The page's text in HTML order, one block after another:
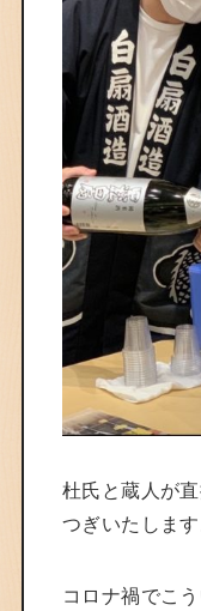
杜氏と蔵人が
つぎいたします
コロナ禍でこ